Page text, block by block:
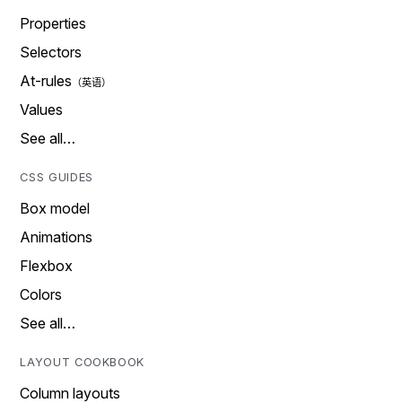
Properties
Selectors
At-rules
Values
See all…
CSS GUIDES
Box model
Animations
Flexbox
Colors
See all…
LAYOUT COOKBOOK
Column layouts